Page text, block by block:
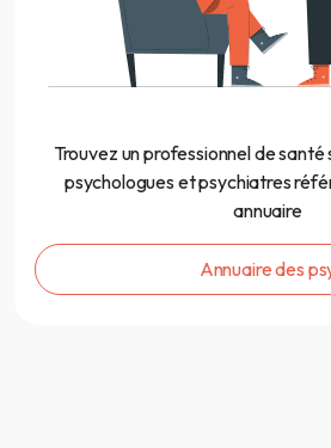
Trouvez un professionnel de santé
psychologues et psychiatres
annuaire
Annuaire des